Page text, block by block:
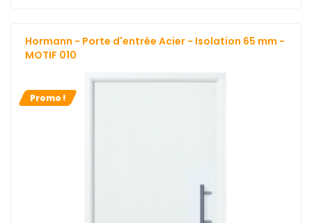
Hormann - Porte d'entrée Acier - Isolation 65 mm -
MOTIF 010
Promo !